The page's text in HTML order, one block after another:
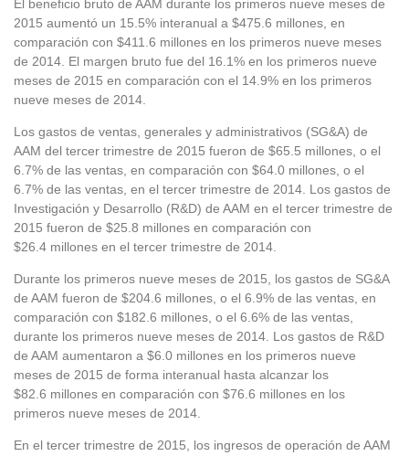
El beneficio bruto de AAM durante los primeros nueve meses de
2015 aumentó un 15.5% interanual a $475.6 millones, en
comparación con $411.6 millones en los primeros nueve meses
de 2014. El margen bruto fue del 16.1% en los primeros nueve
meses de 2015 en comparación con el 14.9% en los primeros
nueve meses de 2014.
Los gastos de ventas, generales y administrativos (SG&A) de
AAM del tercer trimestre de 2015 fueron de $65.5 millones, o el
6.7% de las ventas, en comparación con $64.0 millones, o el
6.7% de las ventas, en el tercer trimestre de 2014. Los gastos de
Investigación y Desarrollo (R&D) de AAM en el tercer trimestre de
2015 fueron de $25.8 millones en comparación con
$26.4 millones en el tercer trimestre de 2014.
Durante los primeros nueve meses de 2015, los gastos de SG&A
de AAM fueron de $204.6 millones, o el 6.9% de las ventas, en
comparación con $182.6 millones, o el 6.6% de las ventas,
durante los primeros nueve meses de 2014. Los gastos de R&D
de AAM aumentaron a $6.0 millones en los primeros nueve
meses de 2015 de forma interanual hasta alcanzar los
$82.6 millones en comparación con $76.6 millones en los
primeros nueve meses de 2014.
En el tercer trimestre de 2015, los ingresos de operación de AAM